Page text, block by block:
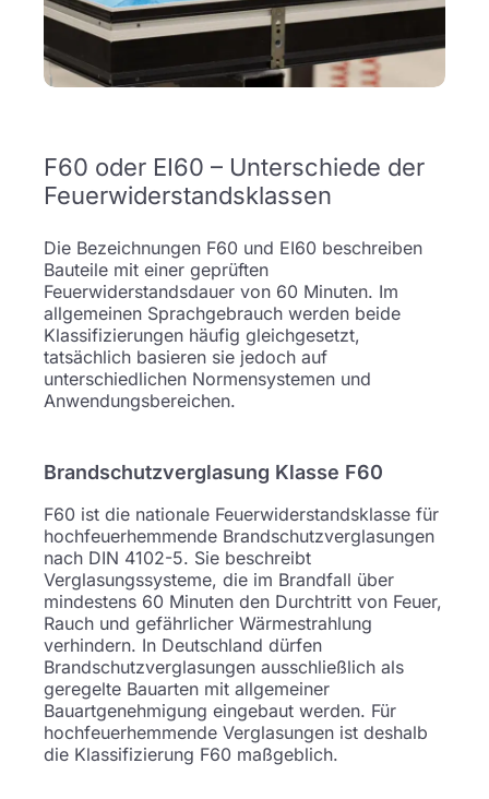
F60 oder EI60 – Unterschiede der
Feuerwiderstandsklassen
Die Bezeichnungen F60 und EI60 beschreiben
Bauteile mit einer geprüften
Feuerwiderstandsdauer von 60 Minuten. Im
allgemeinen Sprachgebrauch werden beide
Klassifizierungen häufig gleichgesetzt,
tatsächlich basieren sie jedoch auf
unterschiedlichen Normensystemen und
Anwendungsbereichen.
Brandschutzverglasung Klasse F60
F60 ist die nationale Feuerwiderstandsklasse für
hochfeuerhemmende Brandschutzverglasungen
nach DIN 4102-5. Sie beschreibt
Verglasungssysteme, die im Brandfall über
mindestens 60 Minuten den Durchtritt von Feuer,
Rauch und gefährlicher Wärmestrahlung
verhindern. In Deutschland dürfen
Brandschutzverglasungen ausschließlich als
geregelte Bauarten mit allgemeiner
Bauartgenehmigung eingebaut werden. Für
hochfeuerhemmende Verglasungen ist deshalb
die Klassifizierung F60 maßgeblich.